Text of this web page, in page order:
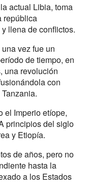
actual Libia, toma
república
llena de conflictos.
vez fue un
de tiempo, en
una revolución
con
el Imperio etíope,
principios del siglo
y Etiopía.
de años, pero no
hasta la
a los Estados